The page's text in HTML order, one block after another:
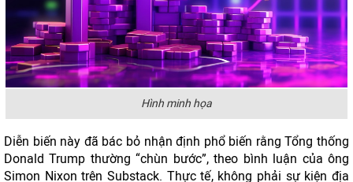
Hình minh họa
Diễn biến này đã bác bỏ nhận định phổ biến rằng Tổng thống
Donald Trump thường “chùn bước”, theo bình luận của ông
Simon Nixon trên Substack. Thực tế, không phải sự kiện địa